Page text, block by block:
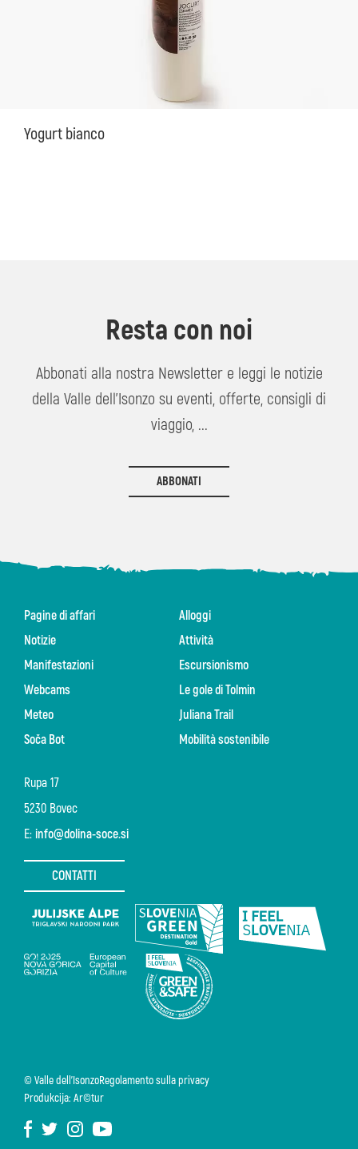
Yogurt bianco
Resta con noi
Abbonati alla nostra Newsletter e leggi le notizie
della Valle dell'Isonzo su eventi, offerte, consigli di
viaggio, ...
ABBONATI
Rupa 17
5230 Bovec
E: info@dolina-soce.si
CONTATTI
Pagine di affari
Notizie
Manifestazioni
Webcams
Meteo
Soča Bot
Alloggi
Attività
Escursionismo
Le gole di Tolmin
Juliana Trail
Mobilità sostenibile
© Valle dell'IsonzoRegolamento sulla privacy
Produkcija: Ar©tur